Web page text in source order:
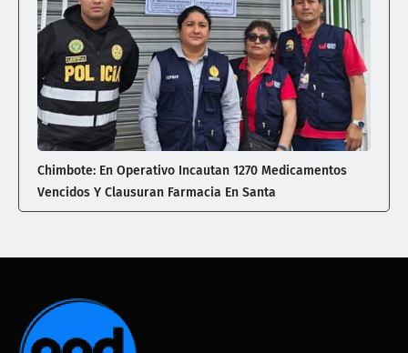
Chimbote: En Operativo Incautan 1270 Medicamentos
Vencidos Y Clausuran Farmacia En Santa